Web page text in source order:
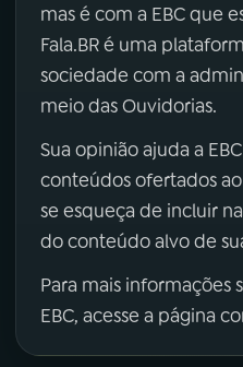
mas é com a EBC que
Fala.BR é uma
sociedade com a
meio das Ouvidorias.
Sua opinião ajuda a
conteúdos ofertados
se esqueça de incluir
do conteúdo alvo de
Para mais informações
EBC, acesse a página